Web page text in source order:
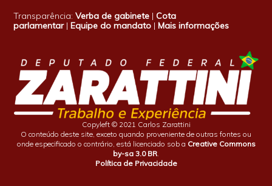
Transparência:Verba de gabinete |Cota
parlamentar|Equipe do mandato |Mais informações
Copyleft © 2021 Carlos Zarattini
O conteúdo deste site, exceto quando proveniente de outras fontes ou
onde especificado o contrário, está licenciado sob a Creative Commons
by-sa 3.0 BR
Política de Privacidade